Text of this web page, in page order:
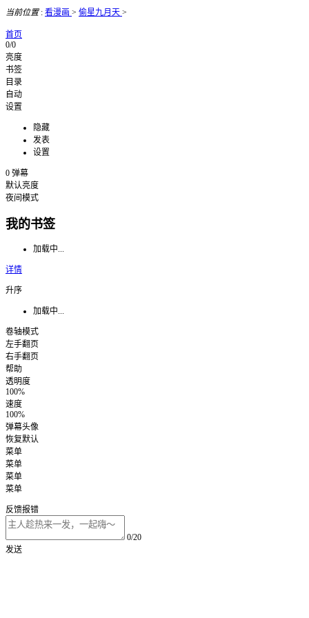
当前位置: 看漫画 > 偷星九月天 >
首页
0/0
亮度
书签
目录
自动
设置
隐藏
发表
设置
0 弹幕
默认亮度
夜间模式
我的书签
加载中...
详情
升序
加载中...
卷轴模式
左手翻页
右手翻页
帮助
透明度
100%
速度
100%
弹幕头像
恢复默认
菜单
菜单
菜单
菜单
反馈报错
0/20
发送